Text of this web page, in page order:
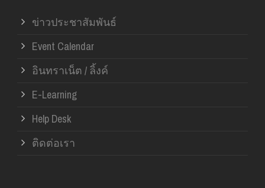
ข่าวประชาสัมพันธ์
Event Calendar
อินทราเน็ต / ลิ้งค์
E-Learning
Help Desk
ติดต่อเรา